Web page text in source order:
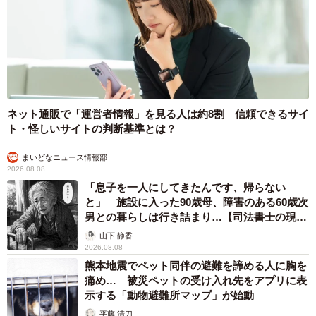
「超ハッピーすぎ！チャレンジ」ラインナップ（neyaさん提供）
「どんな商品か気になって探し回った」の声も
発売後の反響について担当者は、「どんな商品か気になっ
て探し回った」「ロングタオルは自分だったらこう使う
（マフラーみたいに巻く、バスタオルの代わりに使う）」
といった声が寄せられているといいます。
実は今回の「超ハッピーすぎ！チャレンジ」では、話題と
なったロングタオルだけでなく、今治抗ウイルスミニタオ
ルも増量対象商品として販売されました。従来品の約25セ
ンチ四方のミニタオルと比べて総面積が4倍となり、51％以
上増量。名前は“ミニタオル”のままながら、もはやミニとは
呼べないサイズ感となったことから、「どこがミニな
ネット通販で「運営者情報」を見る人は約8割 信頼できるサイ
ト・怪しいサイトの判断基準とは？
まいどなニュース情報部
2026.08.08
「息子を一人にしてきたんです、帰らない
と」 施設に入った90歳母、障害のある60歳次
男との暮らしは行き詰まり…【司法書士の現場
から】山下 静香
2026.08.08
熊本地震でペット同伴の避難を諦める人に胸を
痛め… 被災ペットの受け入れ先をアプリに表
示する「動物避難所マップ」が始動
平藤 清刀